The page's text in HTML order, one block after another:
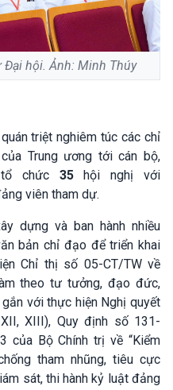
Đại hội. Ảnh: Minh Thúy
triệt nghiêm túc các chỉ
Trung ương tới cán bộ,
chức 35hội nghị với
viên tham dự.
dựng và ban hành nhiều
bản chỉ đạo để triển khai
Chỉ thị số 05-CT/TW về
theo tư tưởng, đạo đức,
với thực hiện Nghị quyết
XIII), Quy định số 131-
của Bộ Chính trị về “Kiểm
tham nhũng, tiêu cực
sát, thi hành kỷ luật đảng